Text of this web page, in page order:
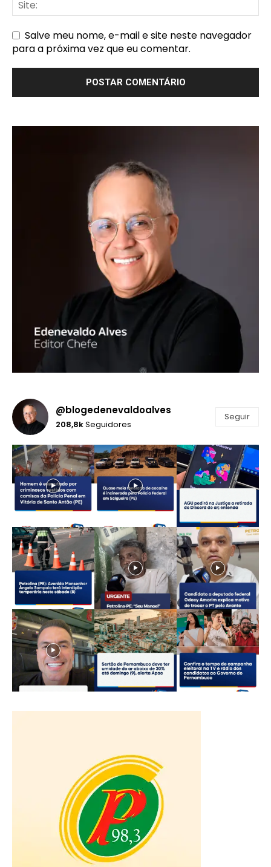
Salve meu nome, e-mail e site neste navegador
para a próxima vez que eu comentar.
@blogedenevaldoalves
208,8kSeguidores
Seguir